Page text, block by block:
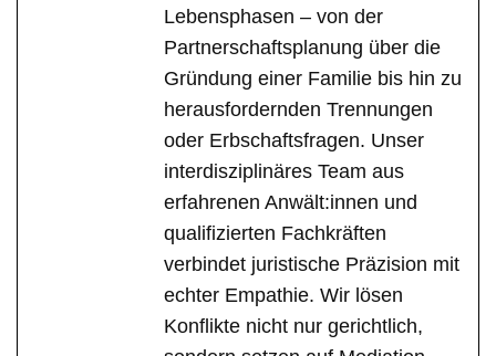
Lebensphasen – von der
Partnerschaftsplanung über die
Gründung einer Familie bis hin zu
herausfordernden Trennungen
oder Erbschaftsfragen. Unser
interdisziplinäres Team aus
erfahrenen Anwält:innen und
qualifizierten Fachkräften
verbindet juristische Präzision mit
echter Empathie. Wir lösen
Konflikte nicht nur gerichtlich,